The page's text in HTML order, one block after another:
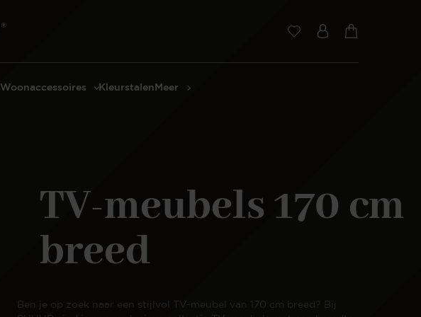
Woonaccessoires KleurstalenMeer
TV-meubels 170 cm
breed
Ben je op zoek naar een stijlvol TV-meubel van 170 cm breed? Bij